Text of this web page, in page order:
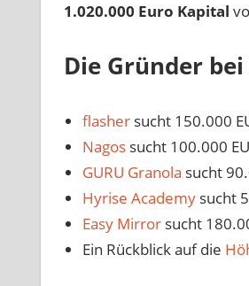
1.020.000 Euro Kapital
Die Gründer bei
flashersucht 150.000
Nagossucht 100.000
GURU Granola sucht
Hyrise Academysucht
Easy Mirrorsucht
Ein Rückblick auf die